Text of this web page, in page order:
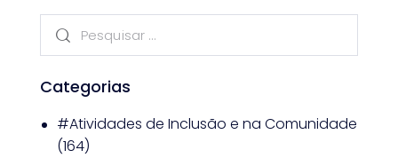
Categorias
#Atividades de Inclusão e na Comunidade
(164)